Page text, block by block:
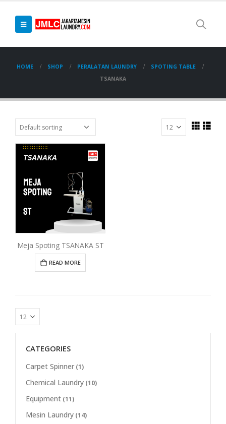
HOME SHOP PERALATAN LAUNDRY
SPOTING TABLE
TSANAKA
Meja Spoting TSANAKA ST
READ MORE
CATEGORIES
Carpet Spinner (1)
Chemical Laundry (10)
Equipment (11)
Mesin Laundry (14)